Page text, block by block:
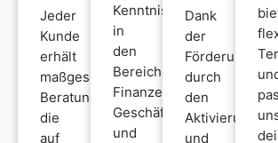
Jeder
Kunde
erhält
maßgeschneiderte
Beratungen,
die
auf
Kenntnissen
in
den
Bereichen
Finanzen,
Geschäftsmanagement
und
Dank
der
Förderung
durch
den
Aktivierungs-
und